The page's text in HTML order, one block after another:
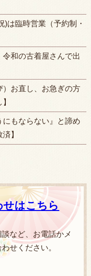
)は臨時営業（予約制・
和の古着屋さんで出
）お直し、お急ぎの方
もならない』と諦め
】
せはこちら
など、お電話かメ
せください。